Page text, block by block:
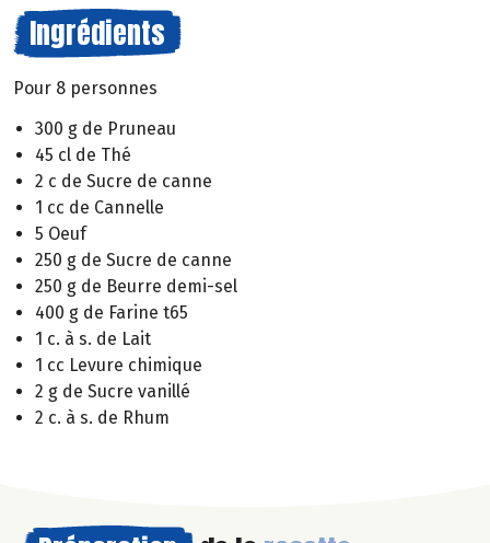
Ingrédients
Pour 8 personnes
300 g de Pruneau
45 cl de Thé
2 c de Sucre de canne
1 cc de Cannelle
5 Oeuf
250 g de Sucre de canne
250 g de Beurre demi-sel
400 g de Farine t65
1 c. à s. de Lait
1 cc Levure chimique
2 g de Sucre vanillé
2 c. à s. de Rhum